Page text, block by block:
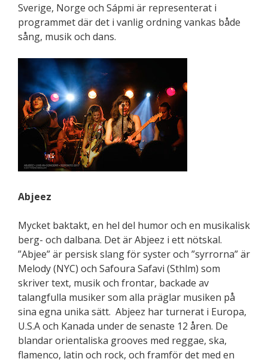
Sverige, Norge och Sápmi är representerat i
programmet där det i vanlig ordning vankas både
sång, musik och dans.
Abjeez
Mycket baktakt, en hel del humor och en musikalisk
berg- och dalbana. Det är Abjeez i ett nötskal.
”Abjee” är persisk slang för syster och ”syrrorna” är
Melody (NYC) och Safoura Safavi (Sthlm) som
skriver text, musik och frontar, backade av
talangfulla musiker som alla präglar musiken på
sina egna unika sätt. Abjeez har turnerat i Europa,
U.S.A och Kanada under de senaste 12 åren. De
blandar orientaliska grooves med reggae, ska,
flamenco, latin och rock, och framför det med en